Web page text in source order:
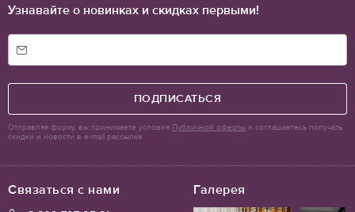
Галерея
Связаться с нами
Узнавайте о новинках и скидках первыми!
ПОДПИСАТЬСЯ
Отправляя форму, вы принимаете условия Публичной оферты и соглашаетесь получать
скидки и новости в e-mail рассылке